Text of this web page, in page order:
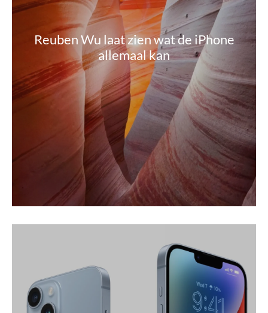
Reuben Wu laat zien wat de iPhone
allemaal kan